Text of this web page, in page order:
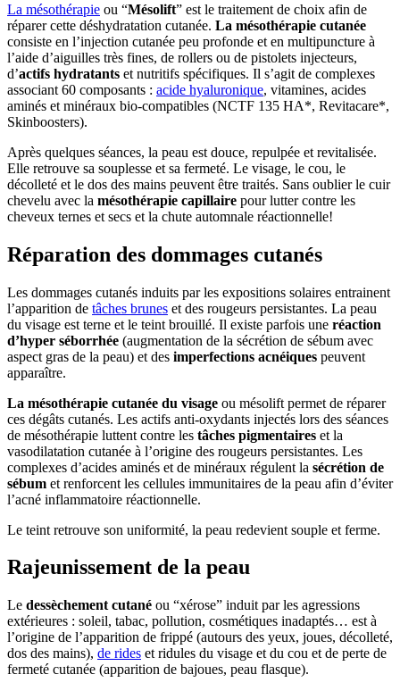
La mésothérapie ou “Mésolift” est le traitement de choix afin de
réparer cette déshydratation cutanée. La mésothérapie cutanée
consiste en l’injection cutanée peu profonde et en multipuncture à
l’aide d’aiguilles très fines, de rollers ou de pistolets injecteurs,
d’actifs hydratants et nutritifs spécifiques. Il s’agit de complexes
associant 60 composants : acide hyaluronique, vitamines, acides
aminés et minéraux bio-compatibles (NCTF 135 HA*, Revitacare*,
Skinboosters).
Après quelques séances, la peau est douce, repulpée et revitalisée.
Elle retrouve sa souplesse et sa fermeté. Le visage, le cou, le
décolleté et le dos des mains peuvent être traités. Sans oublier le cuir
chevelu avec la mésothérapie capillaire pour lutter contre les
cheveux ternes et secs et la chute automnale réactionnelle!
Réparation des dommages cutanés
Les dommages cutanés induits par les expositions solaires entrainent
l’apparition de tâches brunes et des rougeurs persistantes. La peau
du visage est terne et le teint brouillé. Il existe parfois une réaction
d’hyper séborrhée (augmentation de la sécrétion de sébum avec
aspect gras de la peau) et des imperfections acnéiques peuvent
apparaître.
La mésothérapie cutanée du visage ou mésolift permet de réparer
ces dégâts cutanés. Les actifs anti-oxydants injectés lors des séances
de mésothérapie luttent contre les tâches pigmentaires et la
vasodilatation cutanée à l’origine des rougeurs persistantes. Les
complexes d’acides aminés et de minéraux régulent la sécrétion de
sébum et renforcent les cellules immunitaires de la peau afin d’éviter
l’acné inflammatoire réactionnelle.
Le teint retrouve son uniformité, la peau redevient souple et ferme.
Rajeunissement de la peau
Le dessèchement cutané ou “xérose” induit par les agressions
extérieures : soleil, tabac, pollution, cosmétiques inadaptés… est à
l’origine de l’apparition de frippé (autours des yeux, joues, décolleté,
dos des mains), de rides et ridules du visage et du cou et de perte de
fermeté cutanée (apparition de bajoues, peau flasque).